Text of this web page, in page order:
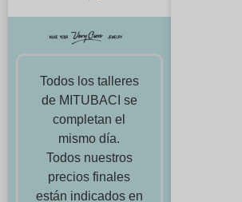
Todos los talleres
de MITUBACI se
completan el
mismo día.
Todos nuestros
precios finales
están indicados en